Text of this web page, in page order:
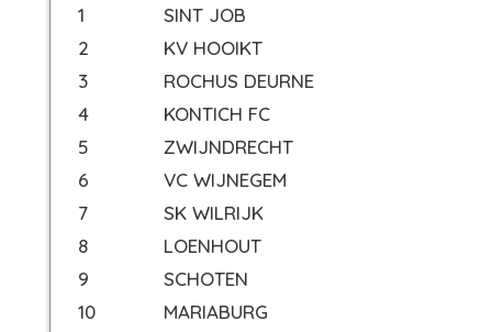
1
SINT JOB
2
KV HOOIKT
3
ROCHUS DEURNE
4
KONTICH FC
5
ZWIJNDRECHT
6
VC WIJNEGEM
7
SK WILRIJK
8
LOENHOUT
9
SCHOTEN
10
MARIABURG